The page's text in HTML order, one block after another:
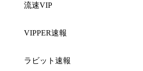
流速VIP
VIPPER速報
ラビット速報